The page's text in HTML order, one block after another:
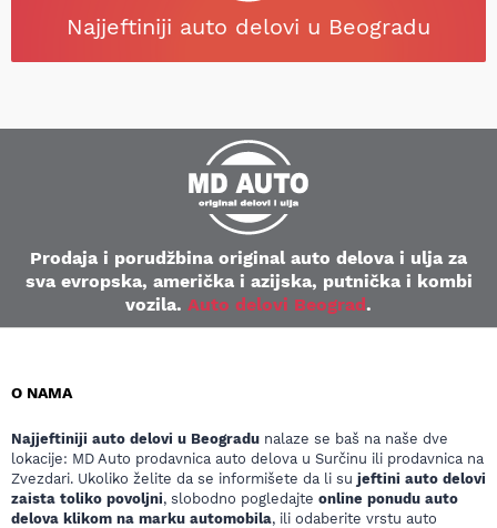
Najjeftiniji auto delovi u Beogradu
Prodaja i porudžbina original auto delova i ulja za
sva evropska, američka i azijska, putnička i kombi
vozila. Auto delovi Beograd.
O NAMA
Najjeftiniji auto delovi u Beogradu nalaze se baš na naše dve
lokacije: MD Auto prodavnica auto delova u Surčinu ili prodavnica na
Zvezdari. Ukoliko želite da se informišete da li su jeftini auto delovi
zaista toliko povoljni, slobodno pogledajte online ponudu auto
delova klikom na marku automobila, ili odaberite vrstu auto